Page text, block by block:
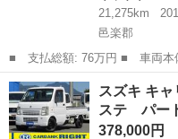
21,275km
邑楽郡
■ 支払総額: 76万円 ■ 車両本体価格： 690,000 円 ■ メーカー
名： スズキ ■ 車種名： キ
Ｃエアコン・パワステ ユー
ミッション ダブ...
群馬 邑楽郡 キャリイ
スズキ キ
ステ パー
378,000円